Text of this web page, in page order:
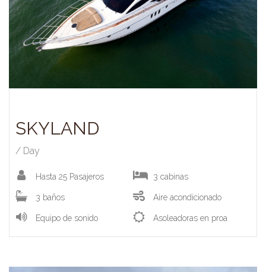
SKYLAND
/ Day
Hasta 25 Pasajeros 3 cabinas
3 baños Aire acondicionado
Equipo de sonido Asoleadoras en proa